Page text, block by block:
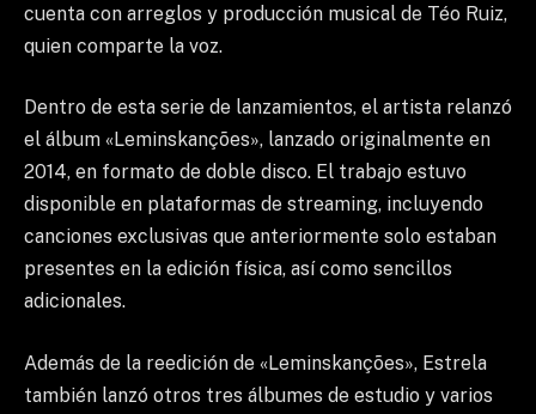
cuenta con arreglos y producción musical de Téo Ruiz,
quien comparte la voz.
Dentro de esta serie de lanzamientos, el artista relanzó
el álbum «Leminskanções», lanzado originalmente en
2014, en formato de doble disco. El trabajo estuvo
disponible en plataformas de streaming, incluyendo
canciones exclusivas que anteriormente solo estaban
presentes en la edición física, así como sencillos
adicionales.
Además de la reedición de «Leminskanções», Estrela
también lanzó otros tres álbumes de estudio y varios